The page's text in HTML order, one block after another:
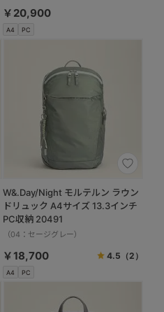
A4 PC
￥20,900
A4 PC
W&.Day/Night モルテルン ラウン
ドリュック A4サイズ 13.3インチ
PC収納 20491
（04：セージグレー）
￥18,700 4.5 （2）